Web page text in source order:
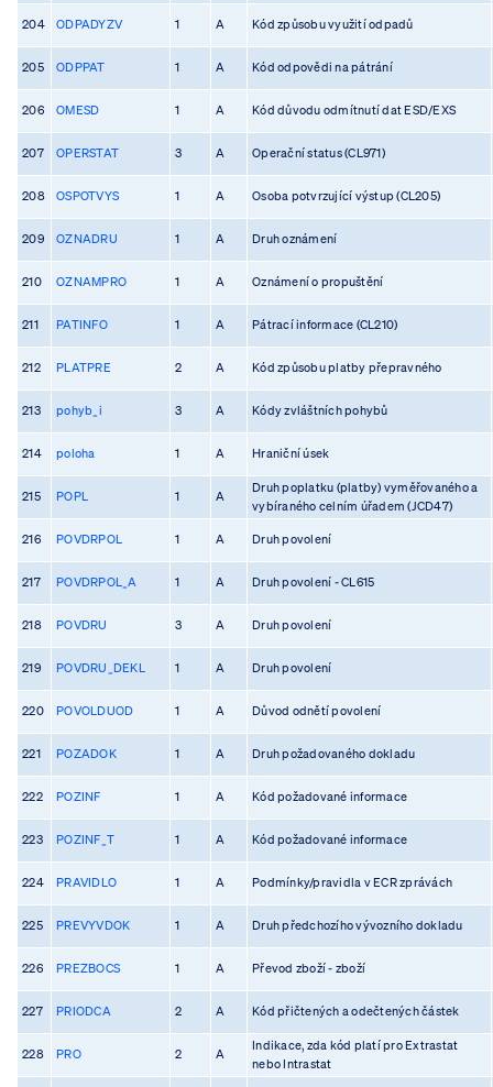
204 ODPADYZV 1 A Kód způsobu využití odpadů
205 ODPPAT 1 A Kód odpovědi na pátrání
206 OMESD 1 A Kód důvodu odmítnutí dat ESD/EXS
207 OPERSTAT 3 A Operační status (CL971)
208 OSPOTVYS 1 A Osoba potvrzující výstup (CL205)
209 OZNADRU 1 A Druh oznámení
210 OZNAMPRO 1 A Oznámení o propuštění
211 PATINFO 1 A Pátrací informace (CL210)
212 PLATPRE 2 A Kód způsobu platby přepravného
213 pohyb_i 3 A Kódy zvláštních pohybů
214 poloha 1 A Hraniční úsek
215 POPL 1 A
Druh poplatku (platby) vyměřovaného a
vybíraného celním úřadem (JCD47)
216 POVDRPOL 1 A Druh povolení
217 POVDRPOL_A 1 A Druh povolení - CL615
218 POVDRU 3 A Druh povolení
219 POVDRU_DEKL 1 A Druh povolení
220 POVOLDUOD 1 A Důvod odnětí povolení
221 POZADOK 1 A Druh požadovaného dokladu
222 POZINF 1 A Kód požadované informace
223 POZINF_T 1 A Kód požadované informace
224 PRAVIDLO 1 A Podmínky/pravidla v ECR zprávách
225 PREVYVDOK 1 A Druh předchozího vývozního dokladu
226 PREZBOCS 1 A Převod zboží - zboží
227 PRIODCA 2 A Kód přičtených a odečtených částek
228 PRO 2 A
Indikace, zda kód platí pro Extrastat
nebo Intrastat